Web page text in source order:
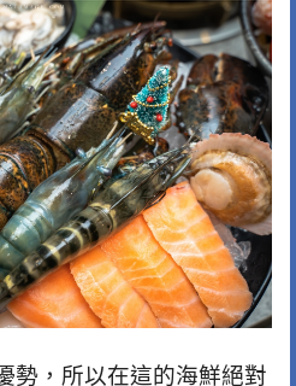
勢，所以在這的海鮮絕對